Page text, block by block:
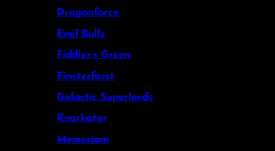
Dragonforce
Emil Bulls
Fiddler’s Green
Finsterforst
Galactic Superlords
Knorkator
Memoriam